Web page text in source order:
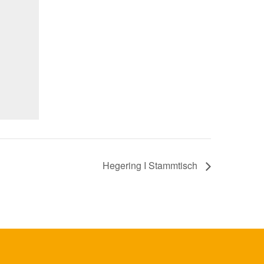
Hegering I Stammtisch